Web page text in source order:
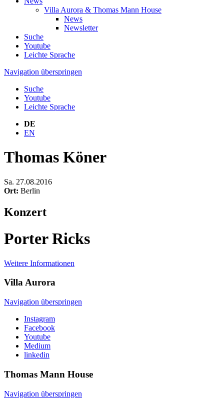
Villa Aurora & Thomas Mann House
News
Newsletter
Suche
Youtube
Leichte Sprache
Navigation überspringen
Suche
Youtube
Leichte Sprache
DE
EN
Thomas Köner
Sa. 27.08.2016
Ort: Berlin
Konzert
Porter Ricks
Weitere Informationen
VillaAurora
Navigation überspringen
Instagram
Facebook
Youtube
Medium
linkedin
Thomas Mann House
Navigation überspringen